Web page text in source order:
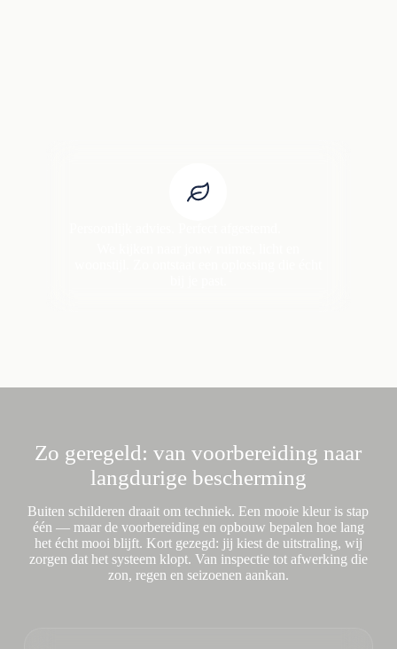
Zo geregeld: van voorbereiding naar
langdurige bescherming
Buiten schilderen draait om techniek. Een mooie kleur is stap
één — maar de voorbereiding en opbouw bepalen hoe lang
het écht mooi blijft. Kort gezegd: jij kiest de uitstraling, wij
zorgen dat het systeem klopt. Van inspectie tot afwerking die
zon, regen en seizoenen aankan.